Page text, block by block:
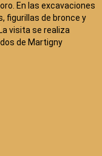
En las excavaciones
figurillas de bronce y
visita se realiza
de Martigny